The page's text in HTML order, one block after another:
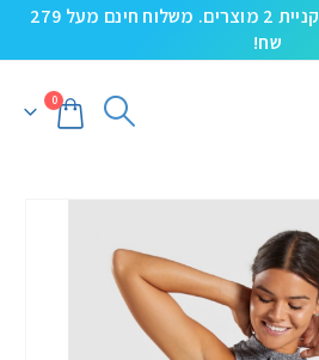
5% הנחה קופון TAKE5 בקניית 2 מוצרים. משלוח חינם מעל 279
שח!
0